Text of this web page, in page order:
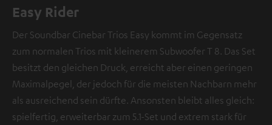
Easy Rider
Der Soundbar Cinebar Trios Easy kommt im Gegensatz
zum normalen Trios mit kleinerem Subwoofer T 8. Das Set
besitzt den gleichen Druck, erreicht aber einen geringen
Maximalpegel, der jedoch für die meisten Nachbarn mehr
als ausreichend sein dürfte. Ansonsten bleibt alles gleich:
spielfertig, erweiterbar zum 5.1-Set und extrem stark für